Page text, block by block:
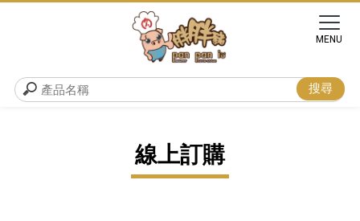
線上訂購